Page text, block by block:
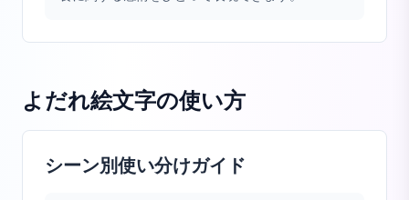
よだれ絵文字の使い方
シーン別使い分けガイド